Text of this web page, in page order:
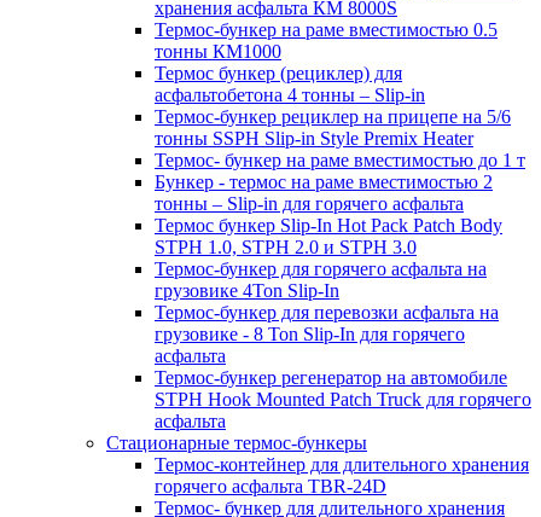
хранения асфальта КМ 8000S
Термос-бункер на раме вместимостью 0.5
тонны КМ1000
Термос бункер (рециклер) для
асфальтобетона 4 тонны – Slip-in
Термос-бункер рециклер на прицепе на 5/6
тонны SSPH Slip-in Style Premix Heater
Термос- бункер на раме вместимостью до 1 т
Бункер - термос на раме вместимостью 2
тонны – Slip-in для горячего асфальта
Термос бункер Slip-In Hot Pack Patch Body
STPH 1.0, STPH 2.0 и STPH 3.0
Термос-бункер для горячего асфальта на
грузовике 4Ton Slip-In
Термос-бункер для перевозки асфальта на
грузовике - 8 Ton Slip-In для горячего
асфальта
Термос-бункер регенератор на автомобиле
STPH Hook Mounted Patch Truck для горячего
асфальта
Стационарные термос-бункеры
Термос-контейнер для длительного хранения
горячего асфальта TBR-24D
Термос- бункер для длительного хранения